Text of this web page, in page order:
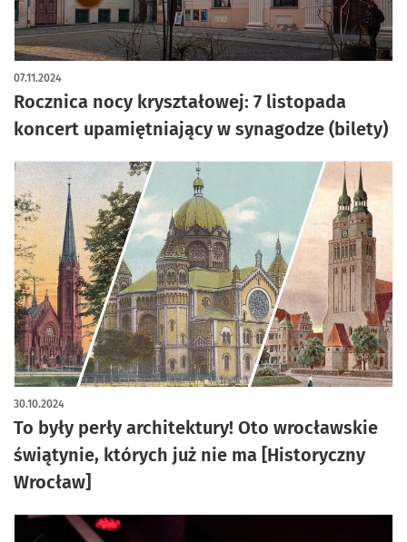
Rocznica nocy kryształowej: 7 listopada
koncert upamiętniający w synagodze (bilety)
07.11.2024
To były perły architektury! Oto wrocławskie
świątynie, których już nie ma [Historyczny
Wrocław]
30.10.2024